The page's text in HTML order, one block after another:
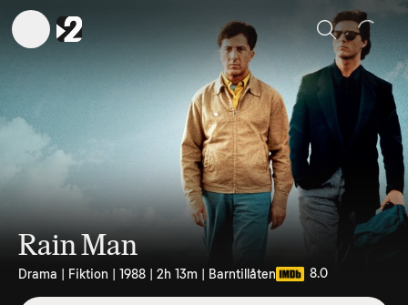
Sök
Rain Man
Drama | Fiktion | 1988 | 2h 13m | Barntillåten 8.0